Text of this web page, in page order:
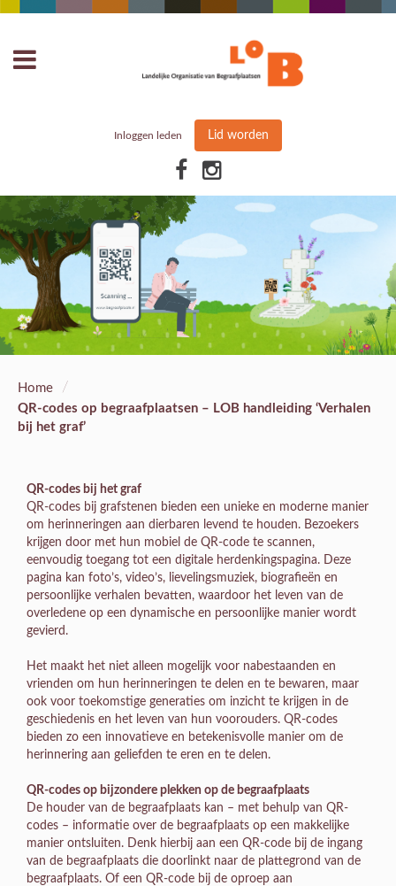
Inloggen leden Lid worden
Home /
QR-codes op begraafplaatsen – LOB handleiding ‘Verhalen
bij het graf’
QR-codes bij het graf
QR-codes bij grafstenen bieden een unieke en moderne manier
om herinneringen aan dierbaren levend te houden. Bezoekers
krijgen door met hun mobiel de QR-code te scannen,
eenvoudig toegang tot een digitale herdenkingspagina. Deze
pagina kan foto’s, video’s, lievelingsmuziek, biografieën en
persoonlijke verhalen bevatten, waardoor het leven van de
overledene op een dynamische en persoonlijke manier wordt
gevierd.
Het maakt het niet alleen mogelijk voor nabestaanden en
vrienden om hun herinneringen te delen en te bewaren, maar
ook voor toekomstige generaties om inzicht te krijgen in de
geschiedenis en het leven van hun voorouders. QR-codes
bieden zo een innovatieve en betekenisvolle manier om de
herinnering aan geliefden te eren en te delen.
QR-codes op bijzondere plekken op de begraafplaats
De houder van de begraafplaats kan – met behulp van QR-
codes – informatie over de begraafplaats op een makkelijke
manier ontsluiten. Denk hierbij aan een QR-code bij de ingang
van de begraafplaats die doorlinkt naar de plattegrond van de
begraafplaats. Of een QR-code bij de oproep aan